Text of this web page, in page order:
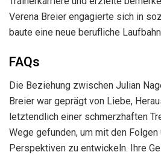
Verena Breier engagierte sich in
baute eine neue berufliche
FAQs
Die Beziehung zwischen Julian
Breier war geprägt von Liebe,
letztendlich einer schmerzhaften
Wege gefunden, um mit den Folgen
Perspektiven zu entwickeln. Ihre